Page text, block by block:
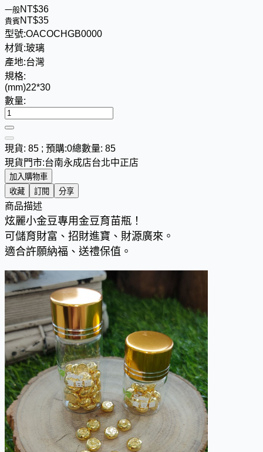
一般NT$36
貴賓 NT$35
型號:OACOCHGB0000
材質:玻璃
產地:台灣
規格:
(mm)22*30
數量:
現貨: 85 ; 預購:0總數量: 85
現貨門市:台南永成店台北中正店
加入購物車
收藏
訂閱 分享
商品描述
炫麗小金豆專用金豆育苗瓶！
可儲育財富、招財進寶、財源廣來。
適合許願納福、送禮保值。